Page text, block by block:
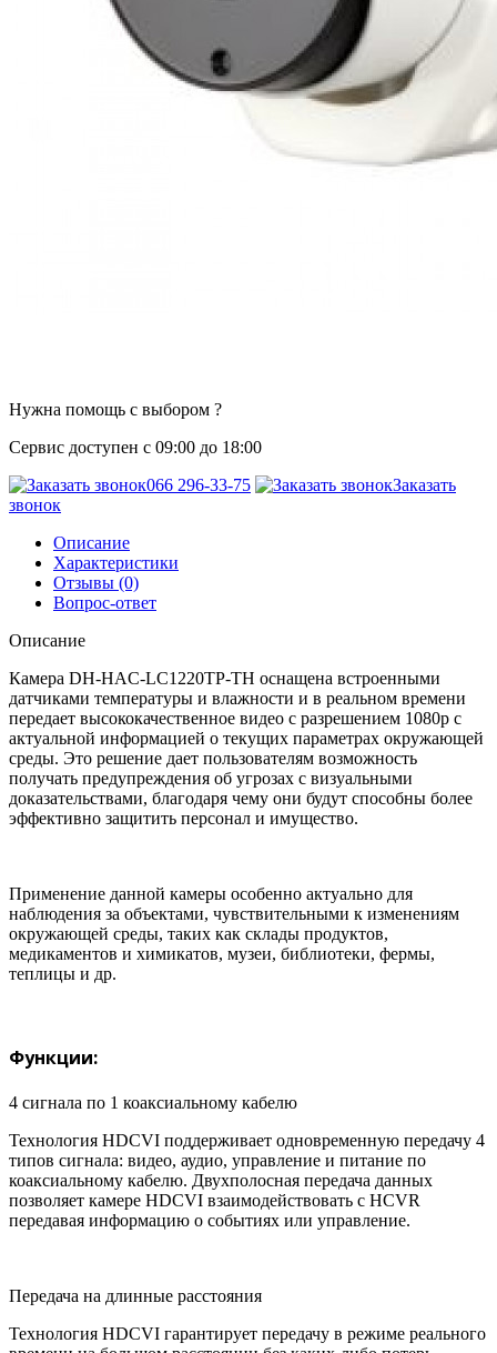
Нужна помощь с выбором ?
Сервис доступен с 09:00 до 18:00
066 296-33-75
Заказать
звонок
Описание
Характеристики
Отзывы (0)
Вопрос-ответ
Описание
Камера DH-HAC-LC1220TP-TH оснащена встроенными
датчиками температуры и влажности и в реальном времени
передает высококачественное видео с разрешением 1080p с
актуальной информацией о текущих параметрах окружающей
среды. Это решение дает пользователям возможность
получать предупреждения об угрозах с визуальными
доказательствами, благодаря чему они будут способны более
эффективно защитить персонал и имущество.
Применение данной камеры особенно актуально для
наблюдения за объектами, чувствительными к изменениям
окружающей среды, таких как склады продуктов,
медикаментов и химикатов, музеи, библиотеки, фермы,
теплицы и др.
Функции:
4 сигнала по 1 коаксиальному кабелю
Технология HDCVI поддерживает одновременную передачу 4
типов сигнала: видео, аудио, управление и питание по
коаксиальному кабелю. Двухполосная передача данных
позволяет камере HDCVI взаимодействовать с HCVR
передавая информацию о событиях или управление.
Передача на длинные расстояния
Технология HDCVI гарантирует передачу в режиме реального